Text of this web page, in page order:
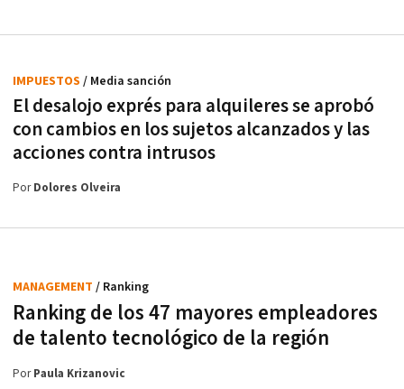
El desalojo exprés para alquileres se aprobó
con cambios en los sujetos alcanzados y las
acciones contra intrusos
IMPUESTOS / Media sanción
PorDolores Olveira
Ranking de los 47 mayores empleadores
de talento tecnológico de la región
MANAGEMENT / Ranking
PorPaula Krizanovic